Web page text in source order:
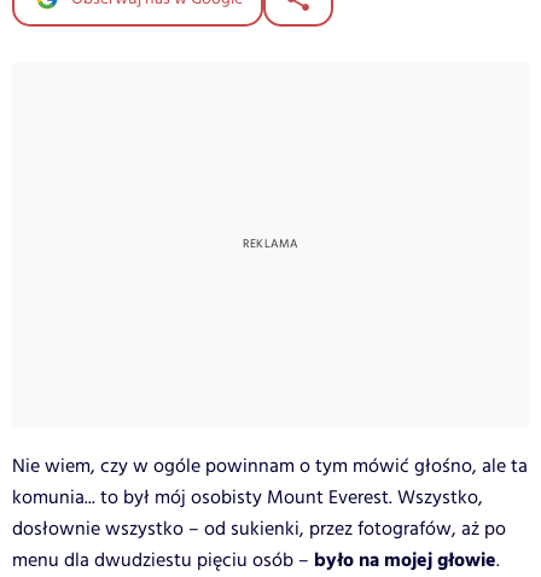
Nie wiem, czy w ogóle powinnam o tym mówić głośno, ale ta
komunia... to był mój osobisty Mount Everest. Wszystko,
dosłownie wszystko – od sukienki, przez fotografów, aż po
menu dla dwudziestu pięciu osób – było na mojej głowie.